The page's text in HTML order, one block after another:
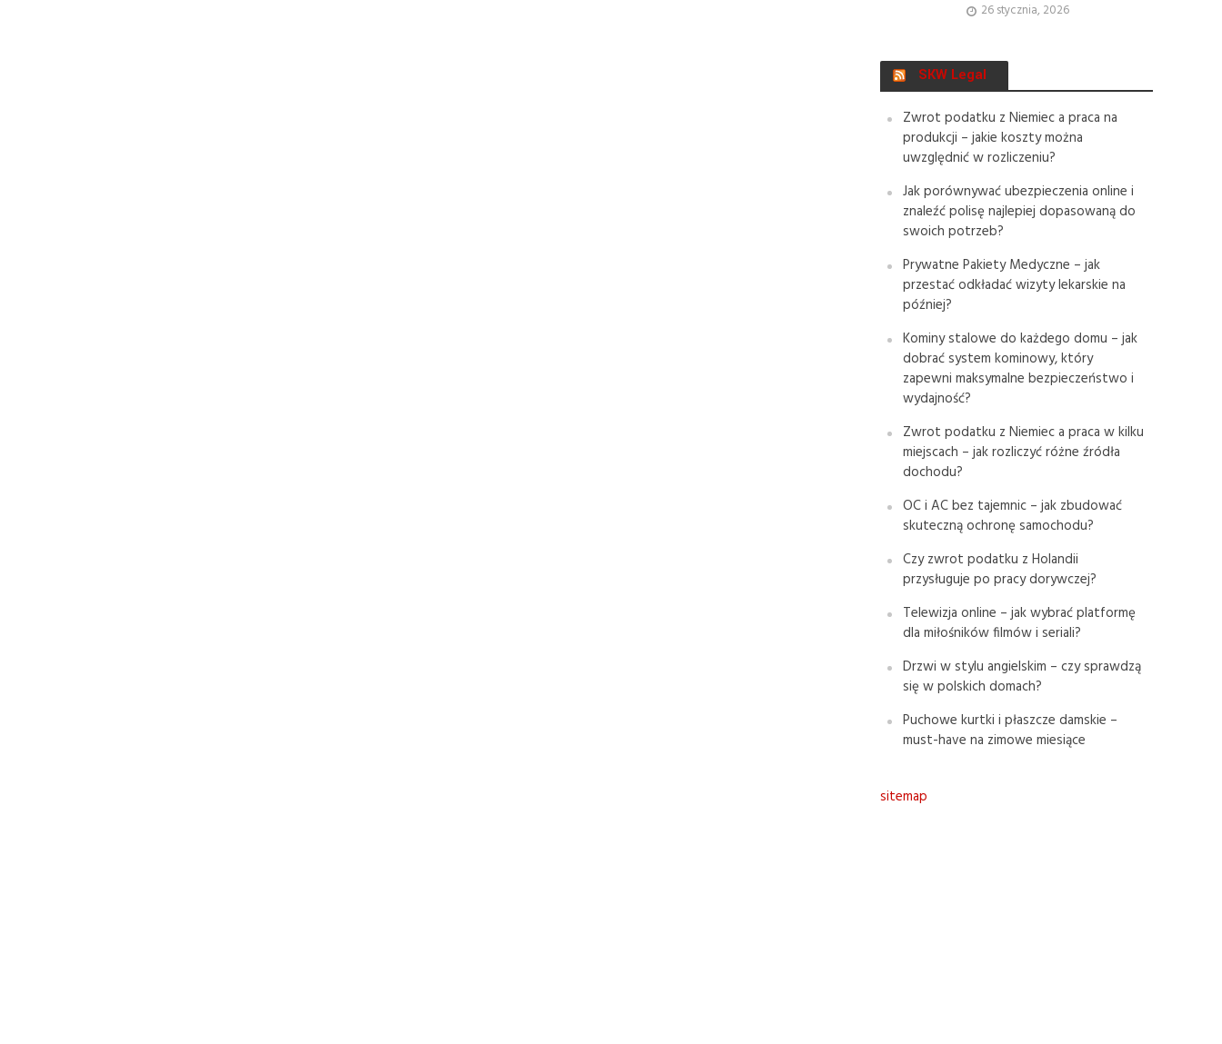
26 stycznia, 2026
SKW Legal
Zwrot podatku z Niemiec a praca na
produkcji – jakie koszty można
uwzględnić w rozliczeniu?
Jak porównywać ubezpieczenia online i
znaleźć polisę najlepiej dopasowaną do
swoich potrzeb?
Prywatne Pakiety Medyczne – jak
przestać odkładać wizyty lekarskie na
później?
Kominy stalowe do każdego domu – jak
dobrać system kominowy, który
zapewni maksymalne bezpieczeństwo i
wydajność?
Zwrot podatku z Niemiec a praca w kilku
miejscach – jak rozliczyć różne źródła
dochodu?
OC i AC bez tajemnic – jak zbudować
skuteczną ochronę samochodu?
Czy zwrot podatku z Holandii
przysługuje po pracy dorywczej?
Telewizja online – jak wybrać platformę
dla miłośników filmów i seriali?
Drzwi w stylu angielskim – czy sprawdzą
się w polskich domach?
Puchowe kurtki i płaszcze damskie –
must-have na zimowe miesiące
sitemap